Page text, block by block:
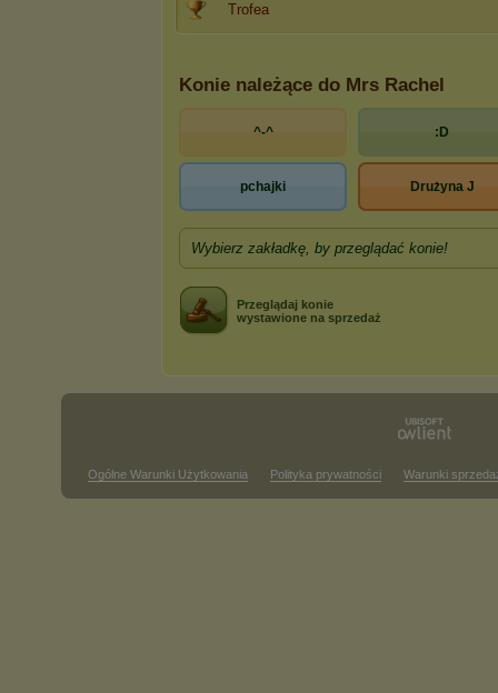
Trofea
Konie należące do Mrs Rachel
^-^ :D
pchajki Drużyna J
Wybierz zakładkę, by przeglądać konie!
Przeglądaj konie
wystawione na sprzedaż
Ogólne Warunki Użytkowania Polityka prywatności Warunki